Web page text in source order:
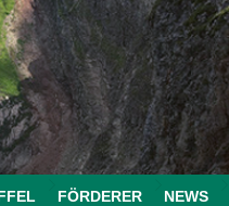
FÖRDERER NEWS